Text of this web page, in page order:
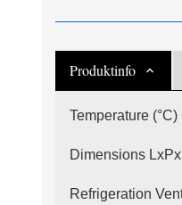
Produktinfo
Temperature (°C)
Dimensions
Refrigeration